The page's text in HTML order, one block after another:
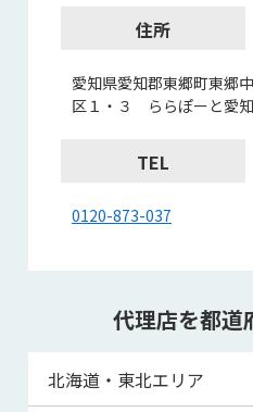
住所
愛知県愛知郡東郷町東郷
区１・３ ららぽーと愛
TEL
0120-873-037
代理店を都道
北海道・東北エリア